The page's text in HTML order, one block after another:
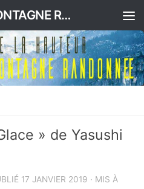
RSCC ESCALADE MONTAGNE RANDONNEE
» de Yasushi
17 JANVIER 2019 · MIS À